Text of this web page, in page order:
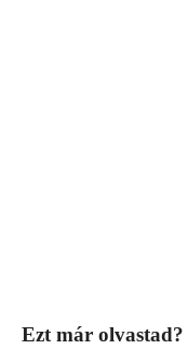
Ezt már olvastad?